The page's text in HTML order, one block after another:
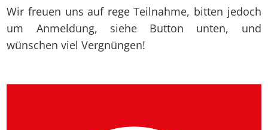
Wir freuen uns auf rege Teilnahme, bitten jedoch
um Anmeldung, siehe Button unten, und
wünschen viel Vergnüngen!